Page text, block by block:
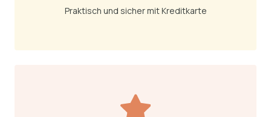
Praktisch und sicher mit Kreditkarte